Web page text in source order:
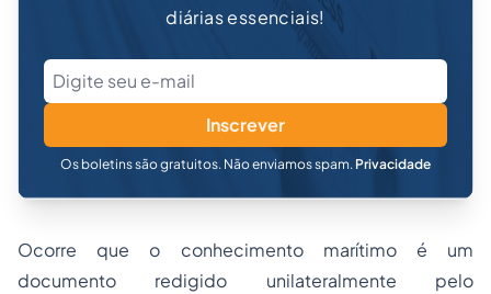
diárias essenciais!
Inscrever
Os boletins são gratuitos. Não enviamos spam. Privacidade
Ocorre que o conhecimento marítimo é um
documento redigido unilateralmente pelo